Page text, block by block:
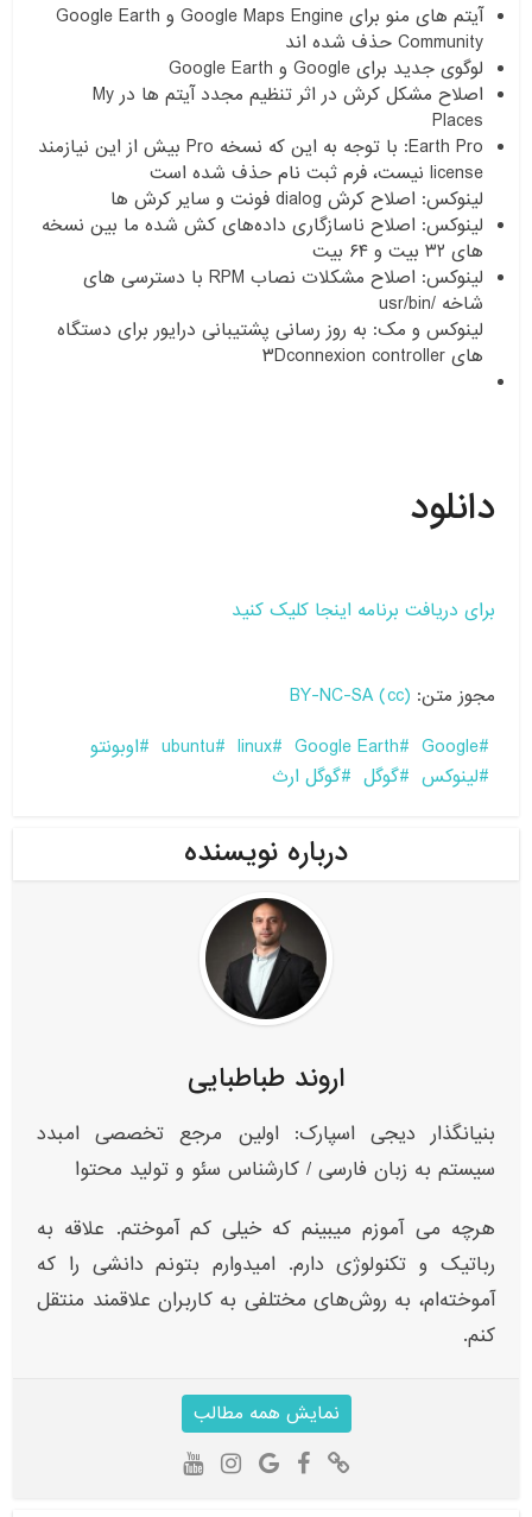
آیتم های منو برای Google Maps Engine و Google Earth
Community حذف شده اند
لوگوی جدید برای Google و Google Earth
اصلاح مشکل کرش در اثر تنظیم مجدد آیتم ها در My
Places
Earth Pro: با توجه به این که نسخه Pro بیش از این نیازمند
license نیست، فرم ثبت نام حذف شده است
لینوکس: اصلاح کرش dialog فونت و سایر کرش ها
لینوکس: اصلاح ناسازگاری داده‌های کش شده ما بین نسخه
های ۳۲ بیت و ۶۴ بیت
لینوکس: اصلاح مشکلات نصاب RPM با دسترسی های
شاخه /usr/bin
لینوکس و مک: به روز رسانی پشتیبانی درایور برای دستگاه
های ۳Dconnexion controller
دانلود
برای دریافت برنامه اینجا کلیک کنید
مجوز متن: (cc) BY-NC-SA
Google
Google Earth
linux
ubuntu
اوبونتو
لینوکس
گوگل گوگل ارث
درباره نویسنده
اروند طباطبایی
بنیانگذار دیجی اسپارک: اولین مرجع تخصصی امبدد
سیستم به زبان فارسی / کارشناس سئو و تولید محتوا
هرچه می آموزم میبینم که خیلی کم آموختم. علاقه به
رباتیک و تکنولوژی دارم. امیدوارم بتونم دانشی را که
آموخته‌ام، به روش‌های مختلفی به کاربران علاقمند منتقل
کنم.
نمایش همه مطالب